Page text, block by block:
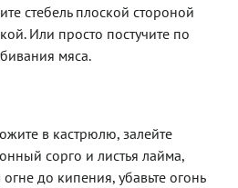
стебель плоской стороной
Или просто постучите по
мяса.
в кастрюлю, залейте
сорго и листья лайма,
до кипения, убавьте огонь